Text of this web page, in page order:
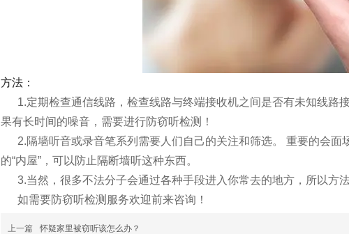
方法：
1.定期检查通信线路，检查线路与终端接收机之间是否有未知线路
果有长时间的噪音，需要进行防窃听检测！
2.隔墙听音或录音笔系列需要人们自己的关注和筛选。 重要的会面
的“内屋”，可以防止隔断墙听这种东西。
3.当然，很多不法分子会通过各种手段进入你常去的地方，所以方
如需要防窃听检测服务欢迎前来咨询！
上一篇 怀疑家里被窃听该怎么办？